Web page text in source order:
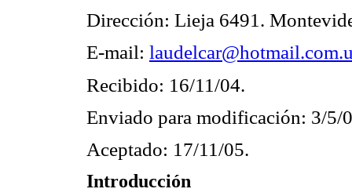
Dirección: Lieja 6491.
E-mail:
Recibido: 16/11/04.
Enviado para modificación: 3/5/
Aceptado: 17/11/05.
Introducción